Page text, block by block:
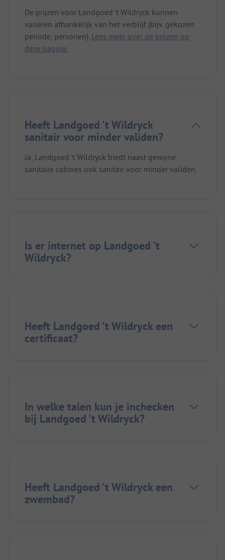
De prijzen voor Landgoed 't Wildryck kunnen
variëren afhankelijk van het verblijf (bijv. gekozen
periode, personen). Lees meer over de prijzen op
deze pagina.
Heeft Landgoed 't Wildryck
sanitair voor minder validen?
Ja, Landgoed 't Wildryck biedt naast gewone
sanitaire cabines ook sanitair voor minder validen.
Is er internet op Landgoed 't
Wildryck?
Heeft Landgoed 't Wildryck een
certificaat?
In welke talen kun je inchecken
bij Landgoed 't Wildryck?
Heeft Landgoed 't Wildryck een
zwembad?